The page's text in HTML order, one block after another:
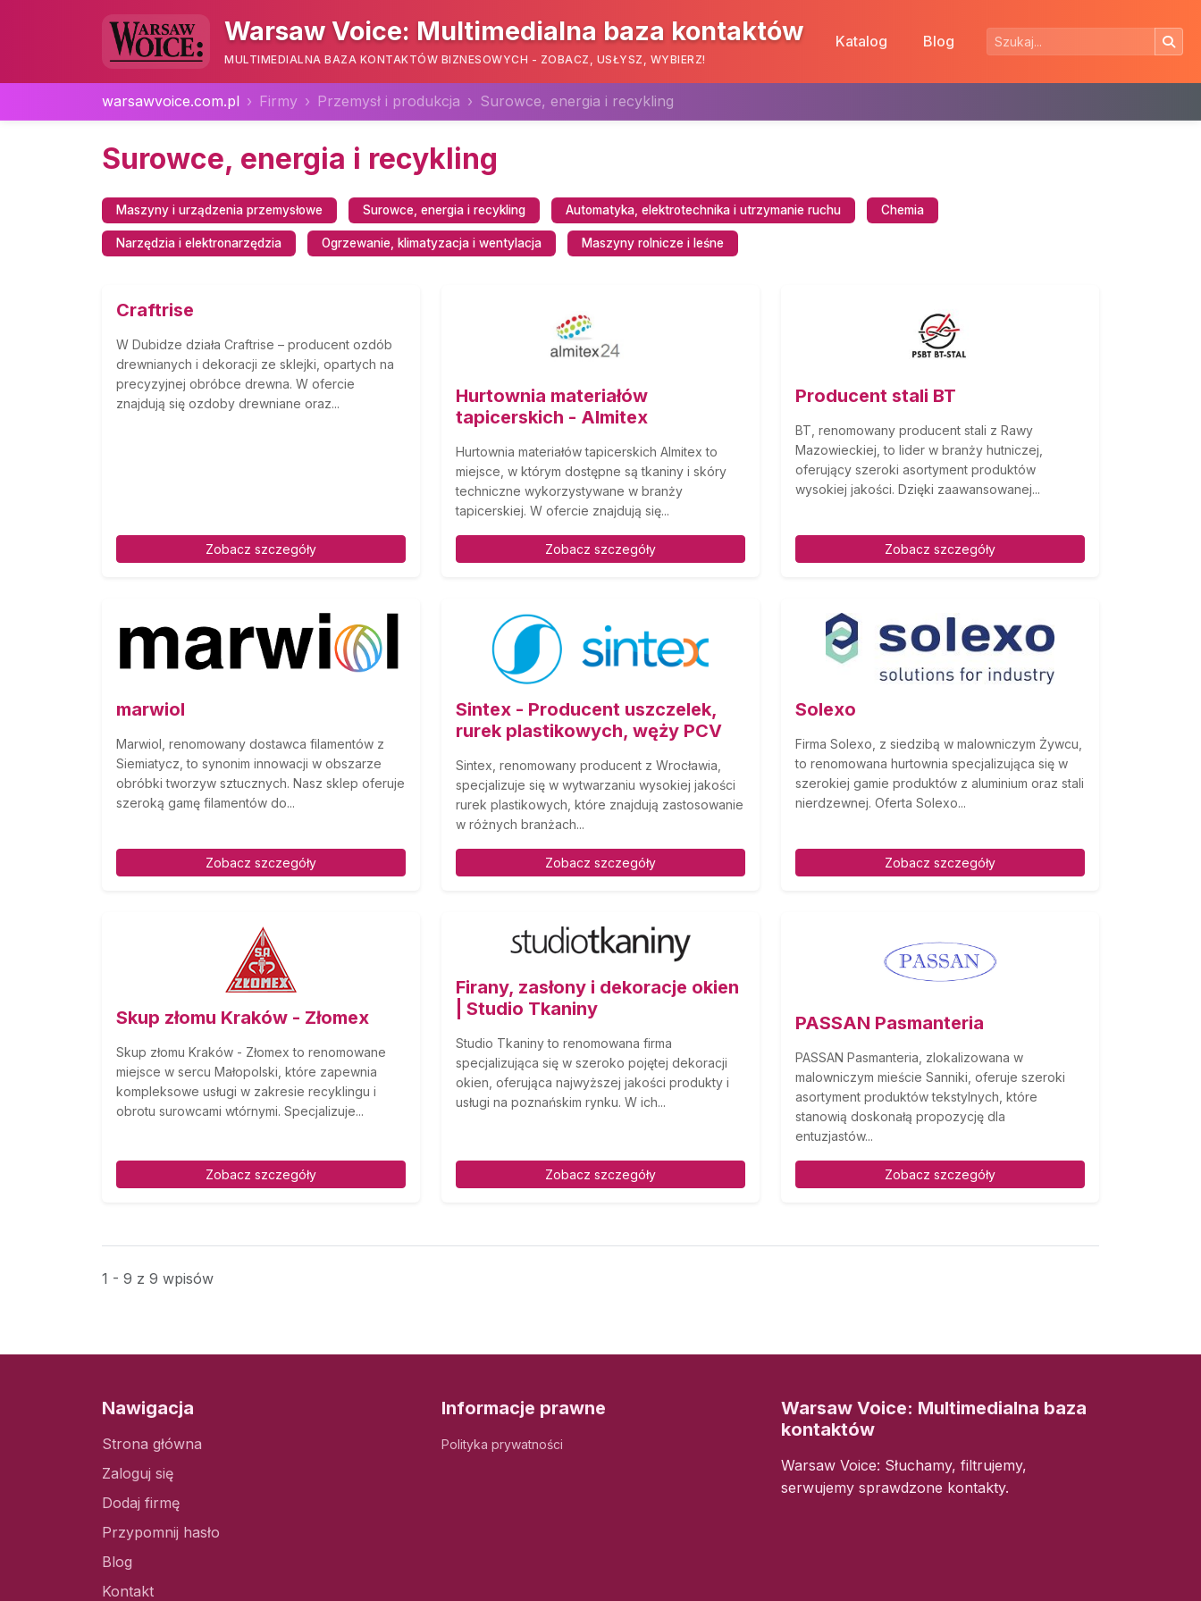
Warsaw Voice: Multimedialna baza kontaktów
MULTIMEDIALNA BAZA KONTAKTÓW BIZNESOWYCH - ZOBACZ, USŁYSZ, WYBIERZ!
Katalog Blog
warsawvoice.com.pl Firmy Przemysł i produkcja Surowce, energia i recykling
Surowce, energia i recykling
Maszyny i urządzenia przemysłowe Surowce, energia i recykling Automatyka, elektrotechnika i utrzymanie ruchu Chemia
Narzędzia i elektronarzędzia Ogrzewanie, klimatyzacja i wentylacja Maszyny rolnicze i leśne
Craftrise
W Dubidze działa Craftrise – producent ozdób
drewnianych i dekoracji ze sklejki, opartych na
precyzyjnej obróbce drewna. W ofercie
znajdują się ozdoby drewniane oraz...
Zobacz szczegóły
Hurtownia materiałów
tapicerskich - Almitex
Hurtownia materiałów tapicerskich Almitex to
miejsce, w którym dostępne są tkaniny i skóry
techniczne wykorzystywane w branży
tapicerskiej. W ofercie znajdują się...
Zobacz szczegóły
Producent stali BT
BT, renomowany producent stali z Rawy
Mazowieckiej, to lider w branży hutniczej,
oferujący szeroki asortyment produktów
wysokiej jakości. Dzięki zaawansowanej...
Zobacz szczegóły
marwiol
Marwiol, renomowany dostawca filamentów z
Siemiatycz, to synonim innowacji w obszarze
obróbki tworzyw sztucznych. Nasz sklep oferuje
szeroką gamę filamentów do...
Zobacz szczegóły
Sintex - Producent uszczelek,
rurek plastikowych, węży PCV
Sintex, renomowany producent z Wrocławia,
specjalizuje się w wytwarzaniu wysokiej jakości
rurek plastikowych, które znajdują zastosowanie
w różnych branżach...
Zobacz szczegóły
Solexo
Firma Solexo, z siedzibą w malowniczym Żywcu,
to renomowana hurtownia specjalizująca się w
szerokiej gamie produktów z aluminium oraz stali
nierdzewnej. Oferta Solexo...
Zobacz szczegóły
Skup złomu Kraków - Złomex
Skup złomu Kraków - Złomex to renomowane
miejsce w sercu Małopolski, które zapewnia
kompleksowe usługi w zakresie recyklingu i
obrotu surowcami wtórnymi. Specjalizuje...
Zobacz szczegóły
Firany, zasłony i dekoracje okien
| Studio Tkaniny
Studio Tkaniny to renomowana firma
specjalizująca się w szeroko pojętej dekoracji
okien, oferująca najwyższej jakości produkty i
usługi na poznańskim rynku. W ich...
Zobacz szczegóły
PASSAN Pasmanteria
PASSAN Pasmanteria, zlokalizowana w
malowniczym mieście Sanniki, oferuje szeroki
asortyment produktów tekstylnych, które
stanowią doskonałą propozycję dla
entuzjastów...
Zobacz szczegóły
1 - 9 z 9 wpisów
Nawigacja
Strona główna
Zaloguj się
Dodaj firmę
Przypomnij hasło
Blog
Kontakt
Informacje prawne
Polityka prywatności
Warsaw Voice: Multimedialna baza
kontaktów
Warsaw Voice: Słuchamy, filtrujemy,
serwujemy sprawdzone kontakty.